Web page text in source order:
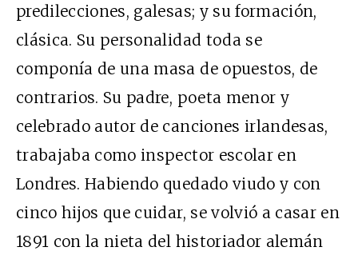
predilecciones, galesas; y su formación,
clásica. Su personalidad toda se
componía de una masa de opuestos, de
contrarios. Su padre, poeta menor y
celebrado autor de canciones irlandesas,
trabajaba como inspector escolar en
Londres. Habiendo quedado viudo y con
cinco hijos que cuidar, se volvió a casar en
1891 con la nieta del historiador alemán